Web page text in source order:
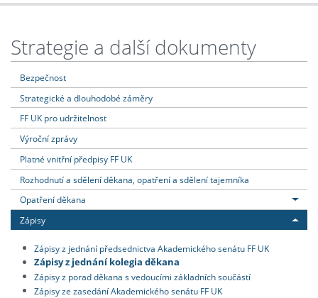
Strategie a další dokumenty
Bezpečnost
Strategické a dlouhodobé záměry
FF UK pro udržitelnost
Výroční zprávy
Platné vnitřní předpisy FF UK
Rozhodnutí a sdělení děkana, opatření a sdělení tajemníka
Opatření děkana
Zápisy
Zápisy z jednání předsednictva Akademického senátu FF UK
Zápisy z jednání kolegia děkana
Zápisy z porad děkana s vedoucími základních součástí
Zápisy ze zasedání Akademického senátu FF UK